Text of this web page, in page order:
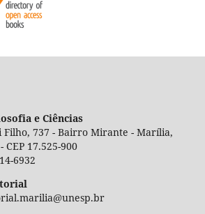
e Ciências
Filho, 737 - Bairro Mirante - Marília,
CEP 17.525-900
6932